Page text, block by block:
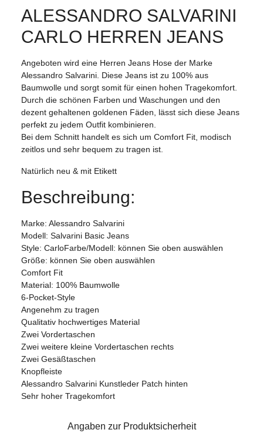
ALESSANDRO SALVARINI
CARLO HERREN JEANS
Angeboten wird eine Herren Jeans Hose der Marke
Alessandro Salvarini. Diese Jeans ist zu 100% aus
Baumwolle und sorgt somit für einen hohen Tragekomfort.
Durch die schönen Farben und Waschungen und den
dezent gehaltenen goldenen Fäden, lässt sich diese Jeans
perfekt zu jedem Outfit kombinieren.
Bei dem Schnitt handelt es sich um Comfort Fit, modisch
zeitlos und sehr bequem zu tragen ist.
Natürlich neu & mit Etikett
Beschreibung:
Marke: Alessandro Salvarini
Modell: Salvarini Basic Jeans
Style: CarloFarbe/Modell: können Sie oben auswählen
Größe: können Sie oben auswählen
Comfort Fit
Material: 100% Baumwolle
6-Pocket-Style
Angenehm zu tragen
Qualitativ hochwertiges Material
Zwei Vordertaschen
Zwei weitere kleine Vordertaschen rechts
Zwei Gesäßtaschen
Knopfleiste
Alessandro Salvarini Kunstleder Patch hinten
Sehr hoher Tragekomfort
Angaben zur Produktsicherheit